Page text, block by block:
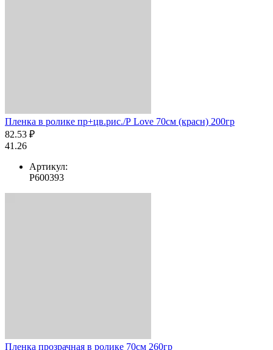
Пленка в ролике пр+цв.рис./Р Love 70см (красн) 200гр
82.53 ₽
41.26
Артикул:
Р600393
Пленка прозрачная в ролике 70см 260гр